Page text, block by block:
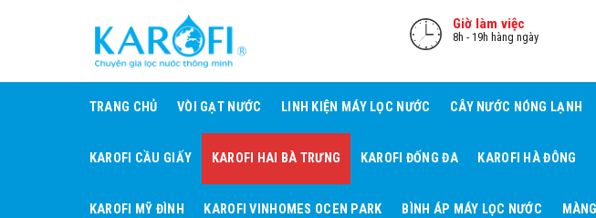
Giờ làm việc
8h - 19h hàng ngày
TRANG CHỦ VÒI GẠT NƯỚC LINH KIỆN MÁY LỌC NƯỚC CÂY NƯỚC NÓNG LẠNH
KAROFI CẦU GIẤY KAROFI HAI BÀ TRƯNG KAROFI ĐỐNG ĐA KAROFI HÀ ĐÔNG
KAROFI MỸ ĐÌNH KAROFI VINHOMES OCEN PARK BÌNH ÁP MÁY LỌC NƯỚC